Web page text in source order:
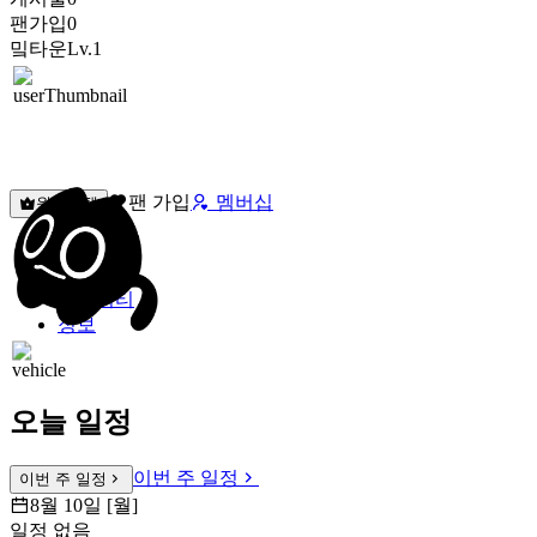
팬가입0
밐타운Lv.1
원픽선택 팬 가입 멤버십
밐타운
피드
커뮤니티
정보
오늘 일정
이번 주 일정
이번 주 일정
8월 10일 [월]
일정 없음